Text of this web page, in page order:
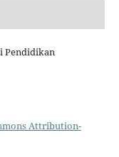
Pendidikan
Attribution-